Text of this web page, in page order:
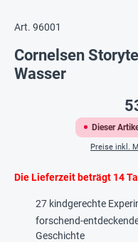
Art. 96001
Cornelsen
Wasser
Dieser
Preise inkl.
Die Lieferzeit beträgt 14
27 kindgerechte
forschend-
Geschichte